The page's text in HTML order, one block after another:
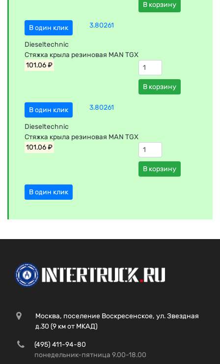
В корзину
В один клик 3.80261
Dieseltechnic
Стяжка крыла резиновая MAN TGX
101.06 ₽
В корзину
В один клик 3.80261
Dieseltechnic
Стяжка крыла резиновая MAN TGX
101.06 ₽
В корзину
В один клик
Москва, поселение Воскресенское, ул. Звездная
д.30 (9 км от МКАД)
(495) 411-94-80
понедельник-пятница 9.00-18.00